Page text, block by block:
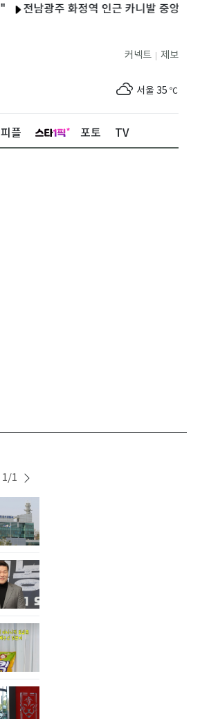
전남광주 화정역 인근 카니발 중앙선 침범
제보
커넥트
서울 35 ℃
광주36℃
피플 포토 TV
1/1